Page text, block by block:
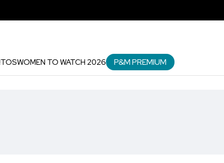
WOMEN TO WATCH 2026 P&M PREMIUM